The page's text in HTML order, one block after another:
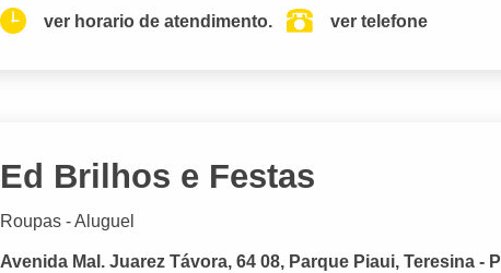
ver horario de atendimento. ver telefone
Ed Brilhos e Festas
Roupas - Aluguel
Avenida Mal. Juarez Távora, 64 08, Parque Piaui, Teresina - PI